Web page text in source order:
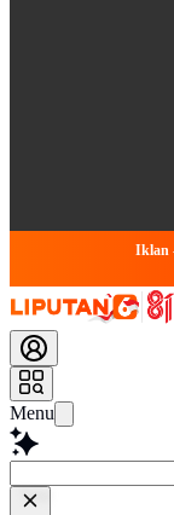
Iklan
Menu
Baca lebih